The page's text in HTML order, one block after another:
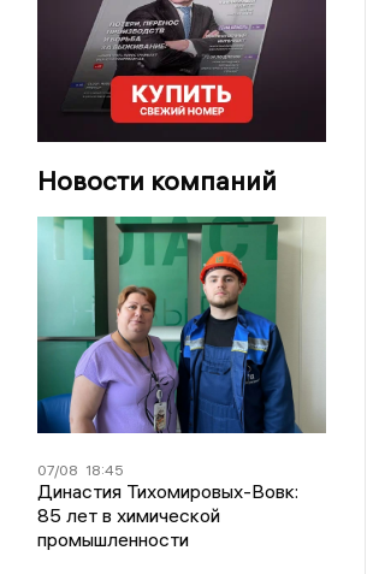
Новости компаний
07/08 18:45
Династия Тихомировых-Вовк:
85 лет в химической
промышленности